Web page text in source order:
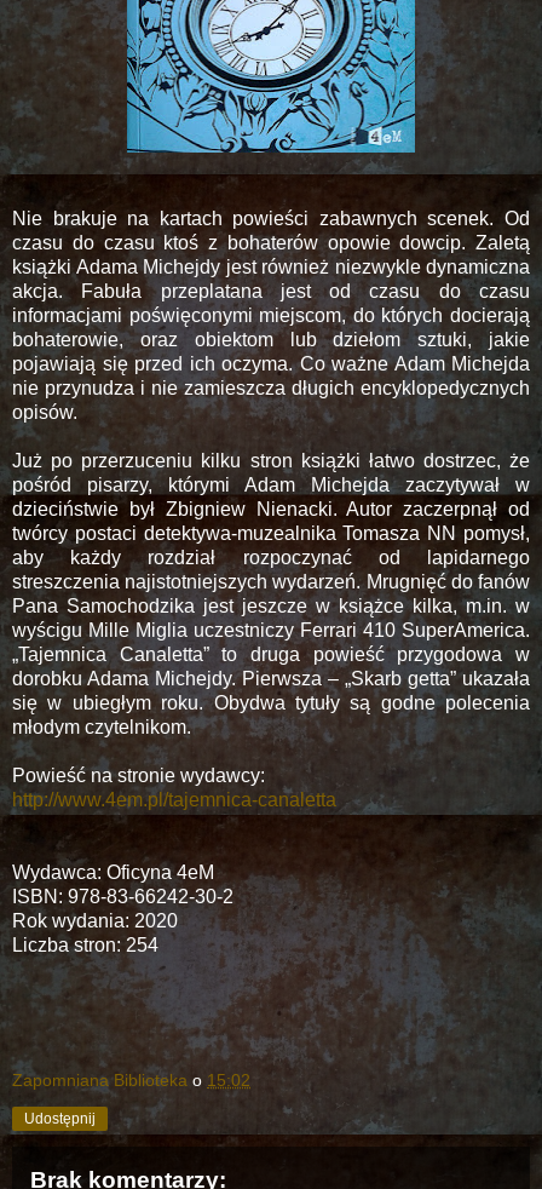
Nie brakuje na kartach powieści zabawnych scenek. Od
czasu do czasu ktoś z bohaterów opowie dowcip. Zaletą
książki Adama Michejdy jest również niezwykle dynamiczna
akcja. Fabuła przeplatana jest od czasu do czasu
informacjami poświęconymi miejscom, do których docierają
bohaterowie, oraz obiektom lub dziełom sztuki, jakie
pojawiają się przed ich oczyma. Co ważne Adam Michejda
nie przynudza i nie zamieszcza długich encyklopedycznych
opisów.
Już po przerzuceniu kilku stron książki łatwo dostrzec, że
pośród pisarzy, którymi Adam Michejda zaczytywał w
dzieciństwie był Zbigniew Nienacki. Autor zaczerpnął od
twórcy postaci detektywa-muzealnika Tomasza NN pomysł,
aby każdy rozdział rozpoczynać od lapidarnego
streszczenia najistotniejszych wydarzeń. Mrugnięć do fanów
Pana Samochodzika jest jeszcze w książce kilka, m.in. w
wyścigu Mille Miglia uczestniczy Ferrari 410 SuperAmerica.
„Tajemnica Canaletta” to druga powieść przygodowa w
dorobku Adama Michejdy. Pierwsza – „Skarb getta” ukazała
się w ubiegłym roku. Obydwa tytuły są godne polecenia
młodym czytelnikom.
Powieść na stronie wydawcy:
http://www.4em.pl/tajemnica-canaletta
Wydawca: Oficyna 4eM
ISBN: 978-83-66242-30-2
Rok wydania: 2020
Liczba stron: 254
Zapomniana Biblioteka o 15:02
Udostępnij
Brak komentarzy: